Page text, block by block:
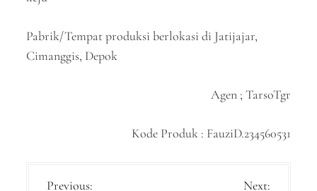
Pabrik/Tempat produksi berlokasi di Jatijajar,
Cimanggis, Depok
Agen ; TarsoTgr
Kode Produk : FauziD.234560531
Previous: Next: